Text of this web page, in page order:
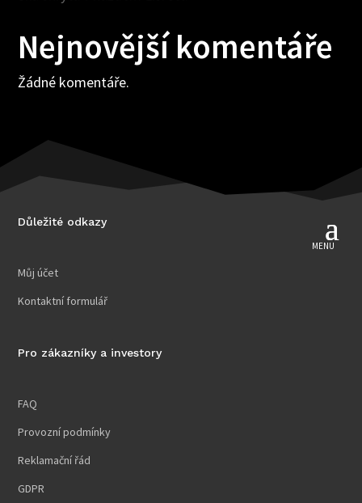
Nejnovější komentáře
Žádné komentáře.
Důležité odkazy
Můj účet
Kontaktní formulář
Pro zákazníky a investory
FAQ
Provozní podmínky
Reklamační řád
GDPR